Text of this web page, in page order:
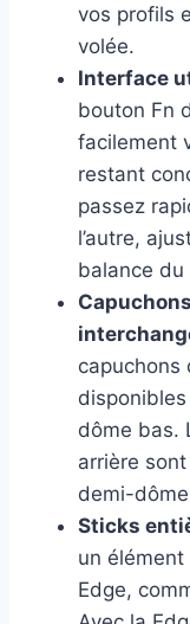
vos profils
volée.
Interface
bouton Fn
facilement
restant
passez
l’autre,
balance du
capuchons
dôme bas.
arrière
demi-
Sticks
un élément
Edge,